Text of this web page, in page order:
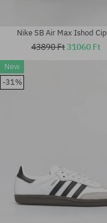
Elérhető méretek:
36; 37; 37.5; 38; 38.5; 39.5;
Nike SB Air Max Ishod
43890 Ft31060 Ft
New
-31%